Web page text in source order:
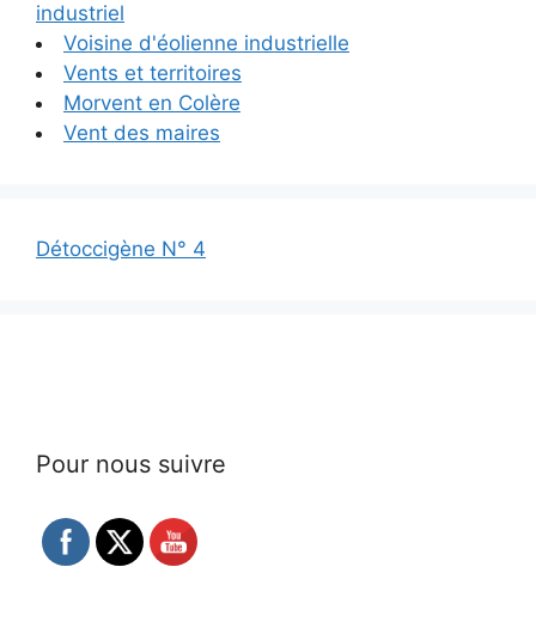
industriel
Voisine d'éolienne industrielle
Vents et territoires
Morvent en Colère
Vent des maires
Détoccigène N° 4
Pour nous suivre